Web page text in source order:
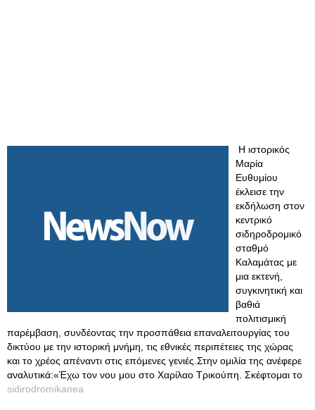
Η ιστορικός
Μαρία
Ευθυμίου
έκλεισε την
εκδήλωση στον
κεντρικό
σιδηροδρομικό
σταθμό
Καλαμάτας με
μια εκτενή,
συγκινητική και
βαθιά
πολιτισμική
παρέμβαση, συνδέοντας την προσπάθεια επαναλειτουργίας του
δικτύου με την ιστορική μνήμη, τις εθνικές περιπέτειες της χώρας
και το χρέος απέναντι στις επόμενες γενιές.Στην ομιλία της ανέφερε
αναλυτικά:«Έχω τον νου μου στο Χαρίλαο Τρικούπη. Σκέφτομαι το
sidirodromikanea